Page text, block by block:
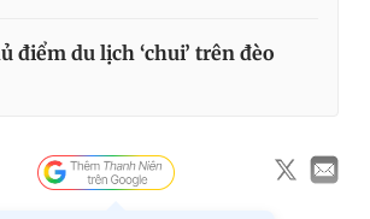
điểm du lịch ‘chui’ trên đèo